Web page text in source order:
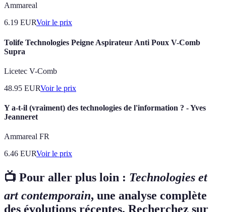
Ammareal
6.19 EURVoir le prix
Tolife Technologies Peigne Aspirateur Anti Poux V-Comb
Supra
Licetec V-Comb
48.95 EURVoir le prix
Y a-t-il (vraiment) des technologies de l'information ? - Yves
Jeanneret
Ammareal FR
6.46 EURVoir le prix
📺 Pour aller plus loin : Technologies et
art contemporain, une analyse complète
des évolutions récentes. Recherchez sur